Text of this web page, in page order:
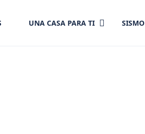
UNA CASA PARA TI SISMO